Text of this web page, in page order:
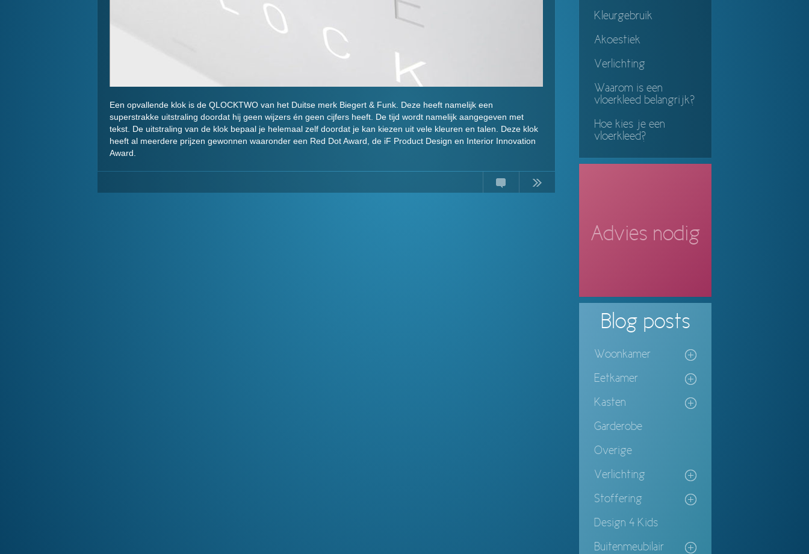
Een opvallende klok is de QLOCKTWO van het Duitse merk Biegert & Funk. Deze heeft namelijk een
superstrakke uitstraling doordat hij geen wijzers én geen cijfers heeft. De tijd wordt namelijk aangegeven met
tekst. De uitstraling van de klok bepaal je helemaal zelf doordat je kan kiezen uit vele kleuren en talen. Deze klok
heeft al meerdere prijzen gewonnen waaronder een Red Dot Award, de iF Product Design en Interior Innovation
Award.
Kleurgebruik
Akoestiek
Verlichting
Waarom is een
vloerkleed belangrijk?
Hoe kies je een
vloerkleed?
Advies nodig
Blog posts
Woonkamer
Eetkamer
Kasten
Garderobe
Overige
Verlichting
Stoffering
Design 4 Kids
Buitenmeubilair